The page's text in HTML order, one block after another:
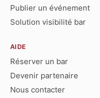
Publier un événement
Solution visibilité bar
AIDE
Réserver un bar
Devenir partenaire
Nous contacter